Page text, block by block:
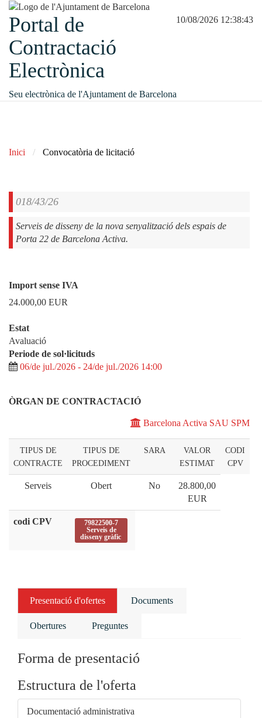
10/08/2026 12:38:43
Portal de
Contractació
Electrònica
Seu electrònica de l'Ajuntament de Barcelona
Inici Convocatòria de licitació
018/43/26
Serveis de disseny de la nova senyalització dels espais de
Porta 22 de Barcelona Activa.
Import sense IVA
24.000,00 EUR
Estat
Avaluació
Periode de sol·licituds
06/de jul./2026 - 24/de jul./2026 14:00
ÒRGAN DE CONTRACTACIÓ
Barcelona Activa SAU SPM
TIPUS DE
CONTRACTE
TIPUS DE
PROCEDIMENT
SARA
VALOR
ESTIMAT
CODI
CPV
Serveis Obert No
28.800,00
EUR
codi CPV
79822500-7
Serveis de
disseny gràfic
Presentació d'ofertes Documents
Obertures Preguntes
Forma de presentació
Estructura de l'oferta
Documentació administrativa